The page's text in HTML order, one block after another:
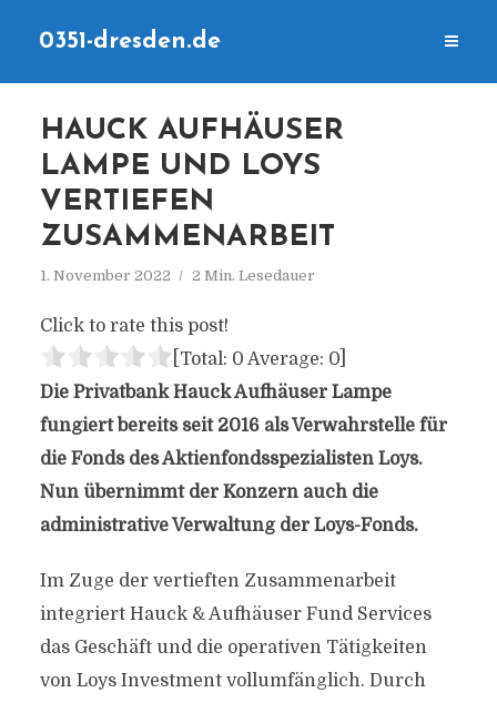
0351-dresden.de
HAUCK AUFHÄUSER
LAMPE UND LOYS
VERTIEFEN
ZUSAMMENARBEIT
1. November 2022 2 Min. Lesedauer
Click to rate this post!
[Total: 0 Average: 0]
Die Privatbank Hauck Aufhäuser Lampe
fungiert bereits seit 2016 als Verwahrstelle für
die Fonds des Aktienfondsspezialisten Loys.
Nun übernimmt der Konzern auch die
administrative Verwaltung der Loys-Fonds.
Im Zuge der vertieften Zusammenarbeit
integriert Hauck & Aufhäuser Fund Services
das Geschäft und die operativen Tätigkeiten
von Loys Investment vollumfänglich. Durch